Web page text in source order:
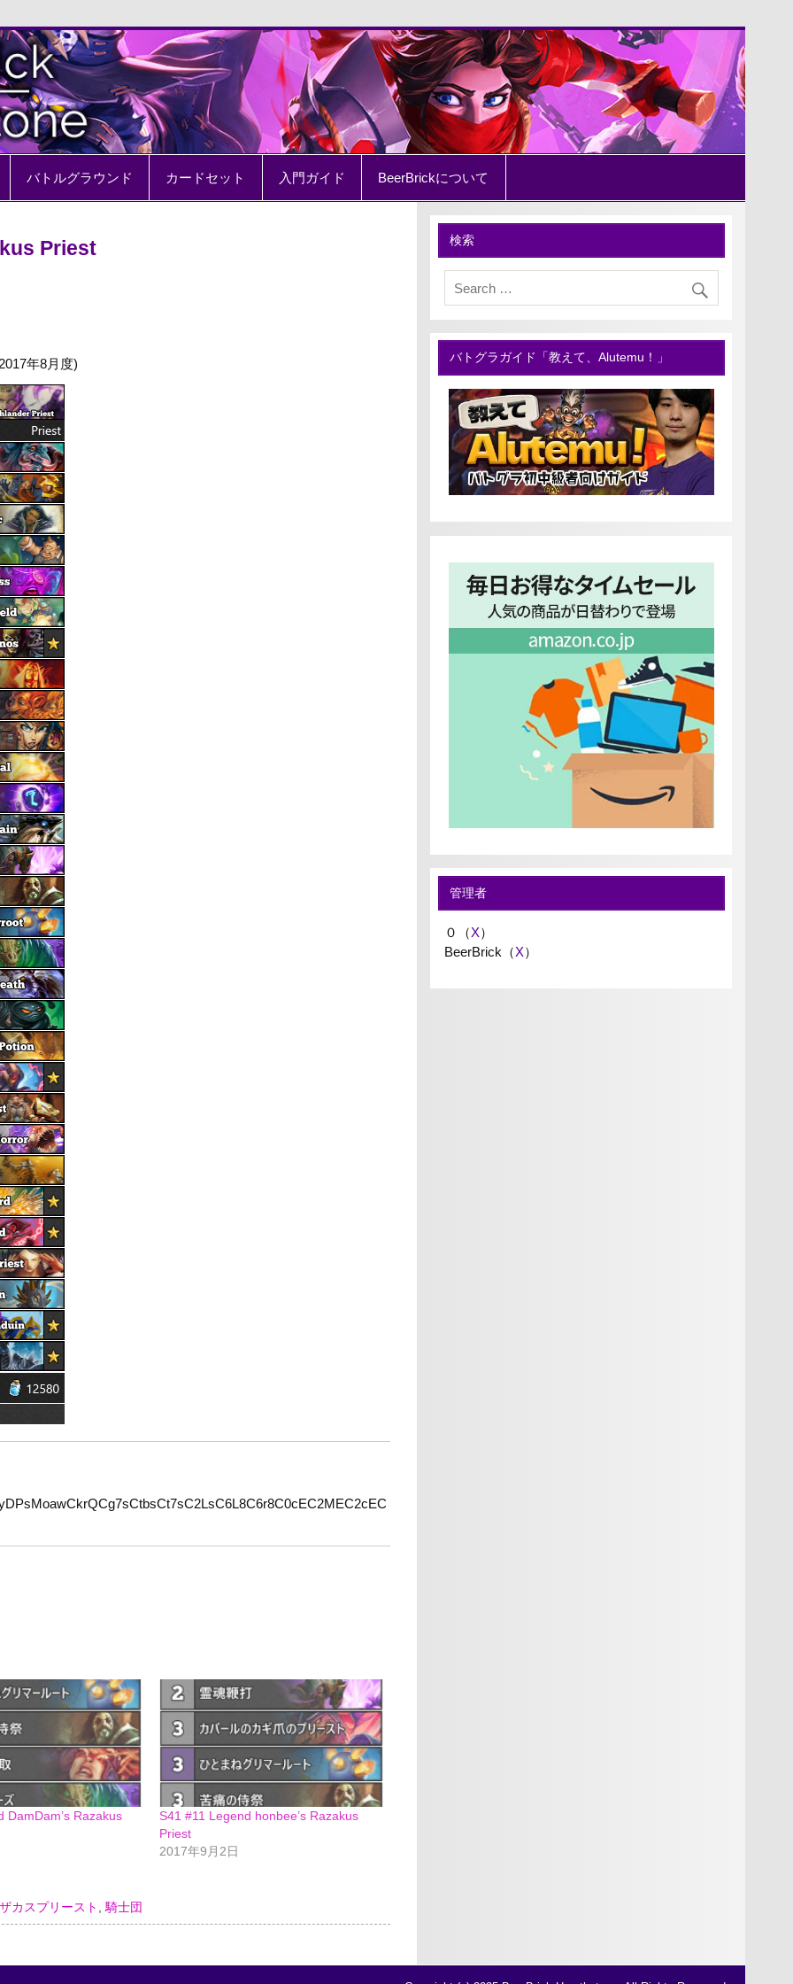
バトルグラウンド カードセット 入門ガイド BeerBrickについて
Priest
年8月度)
DamDam’s Razakus
S41 #11 Legend honbee’s Razakus
Priest
2017年9月2日
カスプリースト ,騎士団
検索
バトグラガイド「教えて、Alutemu！」
管理者
０（X）
BeerBrick（X）